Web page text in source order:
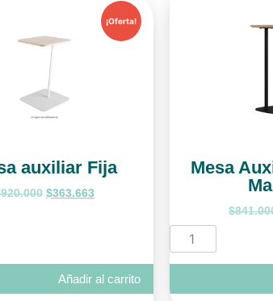
¡Oferta!
auxiliar Fija
920.000 $363.663
Añadir al carrito
Mesa
$